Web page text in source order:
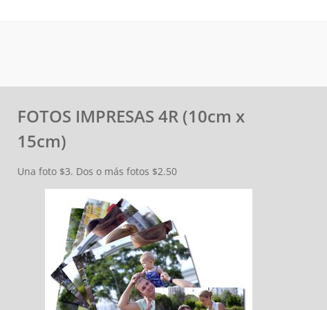
FOTOS IMPRESAS 4R (10cm x
15cm)
Una foto $3. Dos o más fotos $2.50